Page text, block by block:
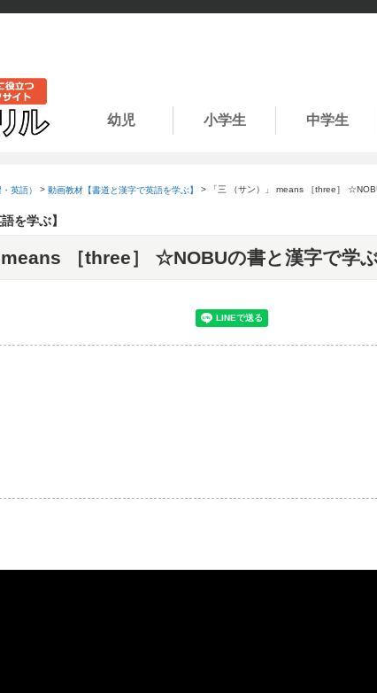
幼児 小学生 中学生
英語） 動画教材【書道と漢字で英語を学ぶ】 「三 （サン）」 means ［three］
を学ぶ】
means ［three］ ☆NOBUの書と漢字で学